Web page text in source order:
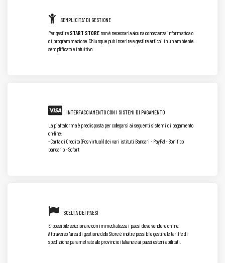
SEMPLICITA' DI GESTIONE
Per gestireSTART STORE non è necessaria alcuna conoscenza informatica o
di programmazione. Chiunque può inserire e gestire articoli in un ambiente
semplificato e intuitivo.
INTERFACCIAMENTO CON I SISTEMI DI PAGAMENTO
La piattaforma è predisposta per collegarsi ai seguenti sistemi di pagamento
on-line:
- Carta di Credito (Pos virtuali) dei vari istituti Bancari - PayPal - Bonifico
bancario - Sofort
SCELTA DEI PAESI
E' possibile selezionare con immediatezza i paesi dove vendere online.
Attraverso l'area di gestione dello Store è inoltre possibile gestire le tariffe di
spedizione parametrate alle provincie italiane e ai paesi esteri abilitati.